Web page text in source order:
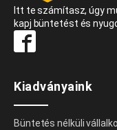
Itt te számítasz, úgy
kapj büntetést és
Kiadványaink
Büntetés nélküli